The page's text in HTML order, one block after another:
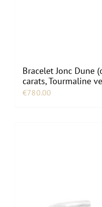
Bracelet Jonc Dune
carats, Tourmaline
€780.00